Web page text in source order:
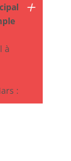
à
: